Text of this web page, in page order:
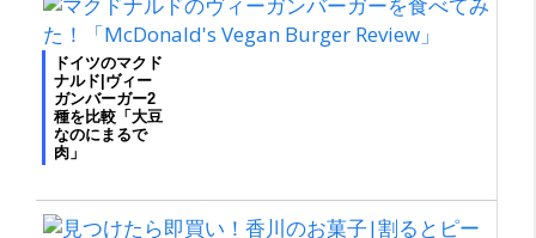
ドイツのマクド
ナルド|ヴィー
ガンバーガー2
種を比較「大豆
なのにまるで
肉」